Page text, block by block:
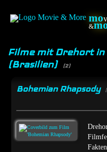
mo
&
Filme mit Drehort in
(Brasilien)
(2)
Bohemian Rhapsody
Fakten